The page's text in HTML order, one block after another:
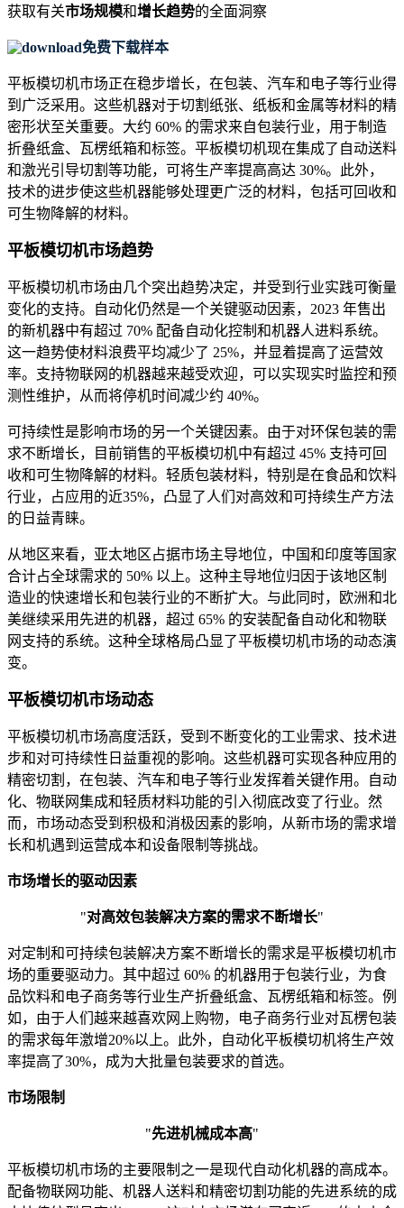
获取有关市场规模和增长趋势的全面洞察
免费下载样本
平板模切机市场正在稳步增长，在包装、汽车和电子等行业得
到广泛采用。这些机器对于切割纸张、纸板和金属等材料的精
密形状至关重要。大约 60% 的需求来自包装行业，用于制造
折叠纸盒、瓦楞纸箱和标签。平板模切机现在集成了自动送料
和激光引导切割等功能，可将生产率提高高达 30%。此外，
技术的进步使这些机器能够处理更广泛的材料，包括可回收和
可生物降解的材料。
平板模切机市场趋势
平板模切机市场由几个突出趋势决定，并受到行业实践可衡量
变化的支持。自动化仍然是一个关键驱动因素，2023 年售出
的新机器中有超过 70% 配备自动化控制和机器人进料系统。
这一趋势使材料浪费平均减少了 25%，并显着提高了运营效
率。支持物联网的机器越来越受欢迎，可以实现实时监控和预
测性维护，从而将停机时间减少约 40%。
可持续性是影响市场的另一个关键因素。由于对环保包装的需
求不断增长，目前销售的平板模切机中有超过 45% 支持可回
收和可生物降解的材料。轻质包装材料，特别是在食品和饮料
行业，占应用的近35%，凸显了人们对高效和可持续生产方法
的日益青睐。
从地区来看，亚太地区占据市场主导地位，中国和印度等国家
合计占全球需求的 50% 以上。这种主导地位归因于该地区制
造业的快速增长和包装行业的不断扩大。与此同时，欧洲和北
美继续采用先进的机器，超过 65% 的安装配备自动化和物联
网支持的系统。这种全球格局凸显了平板模切机市场的动态演
变。
平板模切机市场动态
平板模切机市场高度活跃，受到不断变化的工业需求、技术进
步和对可持续性日益重视的影响。这些机器可实现各种应用的
精密切割，在包装、汽车和电子等行业发挥着关键作用。自动
化、物联网集成和轻质材料功能的引入彻底改变了行业。然
而，市场动态受到积极和消极因素的影响，从新市场的需求增
长和机遇到运营成本和设备限制等挑战。
市场增长的驱动因素
"对高效包装解决方案的需求不断增长"
对定制和可持续包装解决方案不断增长的需求是平板模切机市
场的重要驱动力。其中超过 60% 的机器用于包装行业，为食
品饮料和电子商务等行业生产折叠纸盒、瓦楞纸箱和标签。例
如，由于人们越来越喜欢网上购物，电子商务行业对瓦楞包装
的需求每年激增20%以上。此外，自动化平板模切机将生产效
率提高了30%，成为大批量包装要求的首选。
市场限制
"先进机械成本高"
平板模切机市场的主要限制之一是现代自动化机器的高成本。
配备物联网功能、机器人送料和精密切割功能的先进系统的成